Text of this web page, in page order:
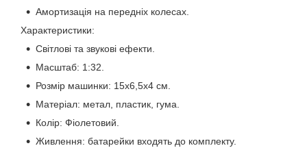
Амортизація на передніх колесах.
Характеристики:
Світлові та звукові ефекти.
Масштаб: 1:32.
Розмір машинки: 15х6,5х4 см.
Матеріал: метал, пластик, гума.
Колір: Фіолетовий.
Живлення: батарейки входять до комплекту.